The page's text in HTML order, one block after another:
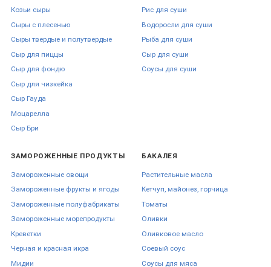
Учитывайте назначение.
Для газированных лимонадов
лучше сиропы с кислой ноткой (клюква, гранат); для
молочных шейков – сливочно-сладкие (банан,
Плотность °Brix.
Лимонады требуют 60-62 °Brix, слоистые
шоты – не менее 68 °Brix.
Наличие мякоти.
HoReCa-форматы 1 и 2,5 л сокращают цену порции.
Аллергенность и безопасность.
Оформление заказа и
доставка
Добавьте позиции в корзину на сайте – система моментально
рассчитает актуальную
цену фруктовых сироповс учётом
промокода или оптового тарифа. Доступнадоставка по Украине
Козьи сыры
Сыры с плесенью
Сыры твердые и полутвердые
Сыр для пиццы
Сыр для фондю
Сыр для чизкейка
Сыр Гауда
Моцарелла
Сыр Бри
Рис для суши
Водоросли для суши
Рыба для суши
Сыр для суши
Соусы для суши
ЗАМОРОЖЕННЫЕ ПРОДУКТЫ
Замороженные овощи
Замороженные фрукты и ягоды
Замороженные полуфабрикаты
Замороженные морепродукты
Креветки
Черная и красная икра
Мидии
БАКАЛЕЯ
Растительные масла
Кетчуп, майонез, горчица
Томаты
Оливки
Оливковое масло
Соевый соус
Соусы для мяса